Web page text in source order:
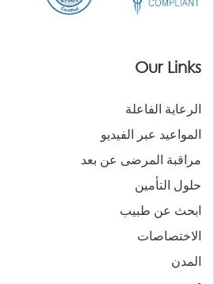
Our Links
الرعاية الفاعلة
المواعيد عبر الفيديو
مراقبة المرضى عن بعد
حلول التأمين
ابحث عن طبيب
الاختصاصات
المدن